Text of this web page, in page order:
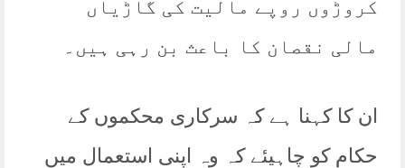
کروڑوں روپے مالیت کی گاڑیاں
مالی نقصان کا باعث بن رہی ہیں۔
ان کا کہنا ہے کہ سرکاری محکموں کے
حکام کو چاہیئے کہ وہ اپنی استعمال میں